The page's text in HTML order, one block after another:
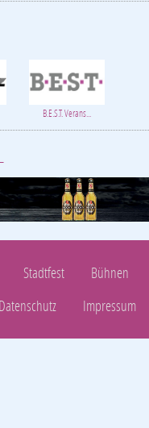
B.E.S.T. Verans...
Stadtfest
Bühnen
Datenschutz Impressum